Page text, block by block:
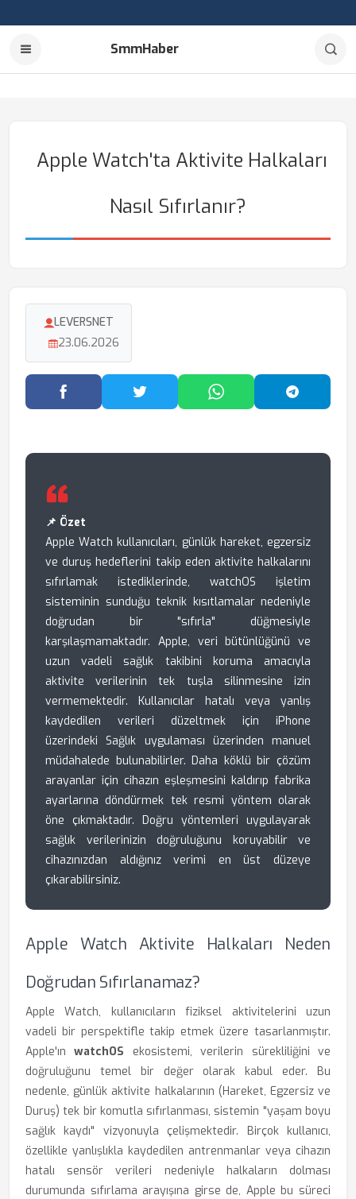
SmmHaber
Apple Watch'ta Aktivite Halkaları
Nasıl Sıfırlanır?
LEVERSNET
23.06.2026
Facebook'ta PaylaşTwitter'da PaylaşWhatsApp'ta Paylaş
📌 Özet
Apple Watch kullanıcıları, günlük hareket, egzersiz
ve duruş hedeflerini takip eden aktivite halkalarını
sıfırlamak istediklerinde, watchOS işletim
sisteminin sunduğu teknik kısıtlamalar nedeniyle
doğrudan bir "sıfırla" düğmesiyle
karşılaşmamaktadır. Apple, veri bütünlüğünü ve
uzun vadeli sağlık takibini koruma amacıyla
aktivite verilerinin tek tuşla silinmesine izin
vermemektedir. Kullanıcılar hatalı veya yanlış
kaydedilen verileri düzeltmek için iPhone
üzerindeki Sağlık uygulaması üzerinden manuel
müdahalede bulunabilirler. Daha köklü bir çözüm
arayanlar için cihazın eşleşmesini kaldırıp fabrika
ayarlarına döndürmek tek resmi yöntem olarak
öne çıkmaktadır. Doğru yöntemleri uygulayarak
sağlık verilerinizin doğruluğunu koruyabilir ve
cihazınızdan aldığınız verimi en üst düzeye
çıkarabilirsiniz.
Apple Watch Aktivite Halkaları Neden
Doğrudan Sıfırlanamaz?
Apple Watch, kullanıcıların fiziksel aktivitelerini uzun
vadeli bir perspektifle takip etmek üzere tasarlanmıştır.
Apple'ınwatchOS ekosistemi, verilerin sürekliliğini ve
doğruluğunu temel bir değer olarak kabul eder. Bu
nedenle, günlük aktivite halkalarının (Hareket, Egzersiz ve
Duruş) tek bir komutla sıfırlanması, sistemin "yaşam boyu
sağlık kaydı" vizyonuyla çelişmektedir. Birçok kullanıcı,
özellikle yanlışlıkla kaydedilen antrenmanlar veya cihazın
hatalı sensör verileri nedeniyle halkaların dolması
durumunda sıfırlama arayışına girse de, Apple bu süreci